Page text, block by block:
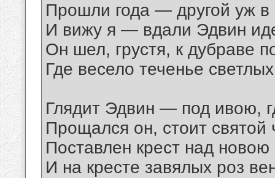
Прошли года — другой уж в
И вижу я — вдали Эдвин
Он шел, грустя, к дубраве
Где весело теченье
Глядит Эдвин — под ивою,
Прощался он, стоит святой
Поставлен крест над
И на кресте завялых роз